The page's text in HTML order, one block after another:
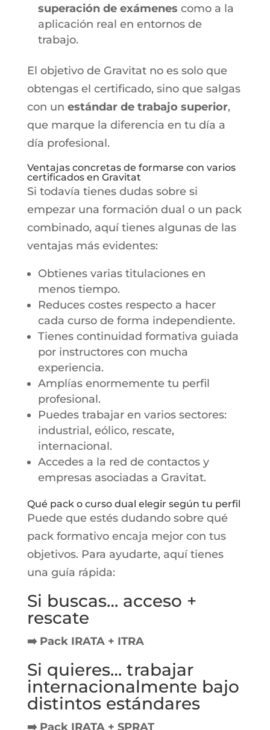
superación de exámenes como a la
aplicación real en entornos de
trabajo.
El objetivo de Gravitat no es solo que
obtengas el certificado, sino que salgas
con un estándar de trabajo superior,
que marque la diferencia en tu día a
día profesional.
Ventajas concretas de formarse con varios
certificados en Gravitat
Si todavía tienes dudas sobre si
empezar una formación dual o un pack
combinado, aquí tienes algunas de las
ventajas más evidentes:
Obtienes varias titulaciones en
menos tiempo.
Reduces costes respecto a hacer
cada curso de forma independiente.
Tienes continuidad formativa guiada
por instructores con mucha
experiencia.
Amplías enormemente tu perfil
profesional.
Puedes trabajar en varios sectores:
industrial, eólico, rescate,
internacional.
Accedes a la red de contactos y
empresas asociadas a Gravitat.
Qué pack o curso dual elegir según tu perfil
Puede que estés dudando sobre qué
pack formativo encaja mejor con tus
objetivos. Para ayudarte, aquí tienes
una guía rápida:
Si buscas… acceso +
rescate
➡️ Pack IRATA + ITRA
Si quieres… trabajar
internacionalmente bajo
distintos estándares
➡️ Pack IRATA + SPRAT